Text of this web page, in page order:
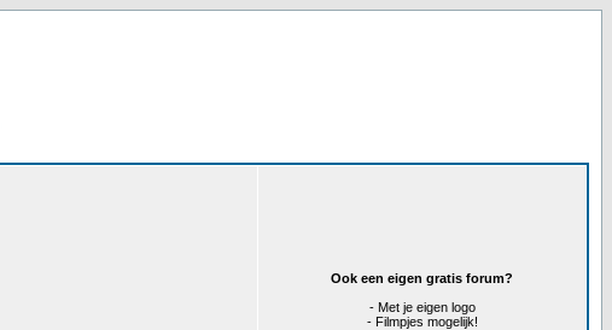
Ook een eigen gratis forum?
- Met je eigen logo
- Filmpjes mogelijk!